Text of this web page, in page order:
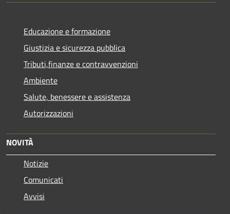
Educazione e formazione
Giustizia e sicurezza pubblica
Tributi,finanze e contravvenzioni
Ambiente
Salute, benessere e assistenza
Autorizzazioni
NOVITÀ
Notizie
Comunicati
Avvisi